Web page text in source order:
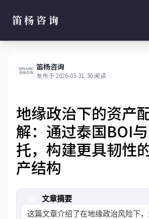
笛杨咨询
笛杨咨询
发布于 2026-03-31/30 阅读
地缘政治下的资产
解：通过泰国BOI
托，构建更具韧性
产结构
文章摘要
这篇文章介绍了在地缘政治风险下